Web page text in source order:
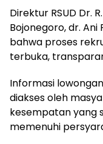
Direktur RSUD Dr.
Bojonegoro, dr.
bahwa proses
terbuka,
Informasi
diakses oleh
kesempatan yang
memenuhi